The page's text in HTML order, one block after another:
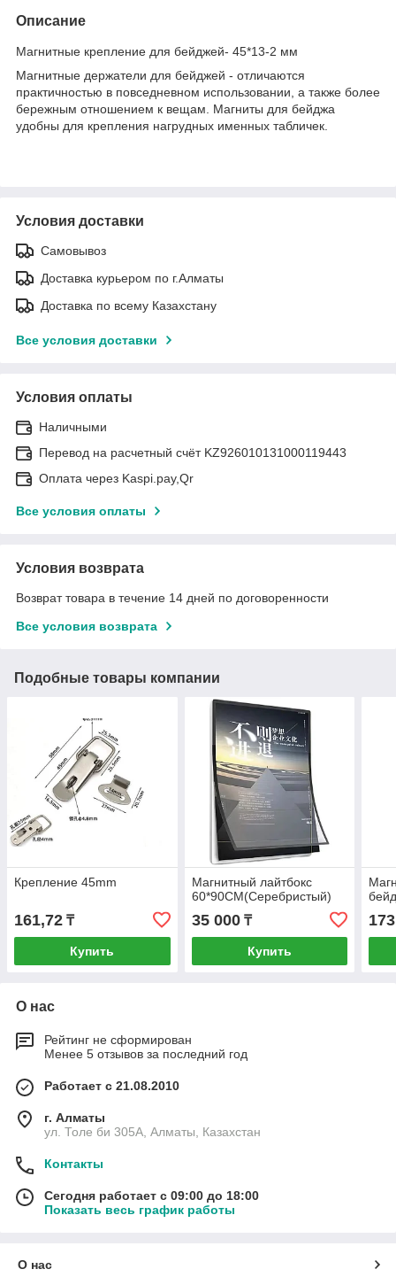
Описание
Магнитные крепление для бейджей- 45*13-2 мм
Магнитные держатели для бейджей - отличаются
практичностью в повседневном использовании, а также более
бережным отношением к вещам. Магниты для бейджа
удобны для крепления нагрудных именных табличек.
Условия доставки
Самовывоз
Доставка курьером по г.Алматы
Доставка по всему Казахстану
Все условия доставки
Условия оплаты
Наличными
Перевод на расчетный счёт KZ926010131000119443
Оплата через Kaspi.pay,Qr
Все условия оплаты
Условия возврата
Возврат товара в течение 14 дней по договоренности
Все условия возврата
Подобные товары компании
Крепление 45mm
161,72 ₸
Купить
Магнитный лайтбокс
60*90CM(Серебристый)
35 000₸
Купить
О нас
Рейтинг не сформирован
Менее 5 отзывов за последний год
Работает с 21.08.2010
г. Алматы
ул. Толе би 305А, Алматы, Казахстан
Контакты
Сегодня работает с 09:00 до 18:00
Показать весь график работы
О нас